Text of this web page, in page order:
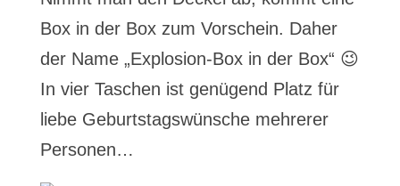
Box in der Box zum Vorschein. Daher
der Name „Explosion-Box in der Box“ 😉
In vier Taschen ist genügend Platz für
liebe Geburtstagswünsche mehrerer
Personen…